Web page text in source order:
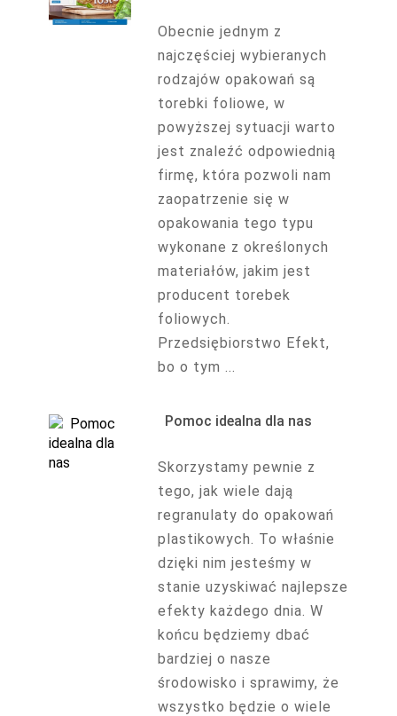
Obecnie jednym z
najczęściej wybieranych
rodzajów opakowań są
torebki foliowe, w
powyższej sytuacji warto
jest znaleźć odpowiednią
firmę, która pozwoli nam
zaopatrzenie się w
opakowania tego typu
wykonane z określonych
materiałów, jakim jest
producent torebek
foliowych.
Przedsiębiorstwo Efekt,
bo o tym ...
Pomoc idealna dla nas
Skorzystamy pewnie z
tego, jak wiele dają
regranulaty do opakowań
plastikowych. To właśnie
dzięki nim jesteśmy w
stanie uzyskiwać najlepsze
efekty każdego dnia. W
końcu będziemy dbać
bardziej o nasze
środowisko i sprawimy, że
wszystko będzie o wiele